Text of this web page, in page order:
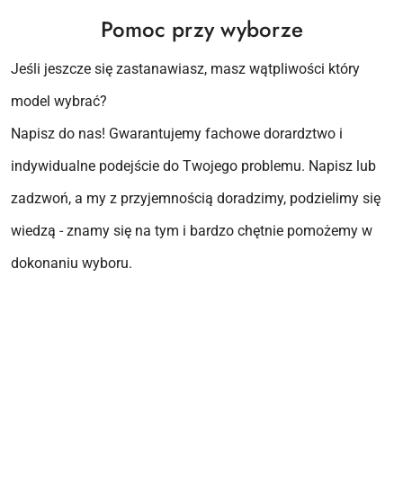
Pomoc przy wyborze
Jeśli jeszcze się zastanawiasz, masz wątpliwości który
model wybrać?
Napisz do nas! Gwarantujemy fachowe dorardztwo i
indywidualne podejście do Twojego problemu. Napisz lub
zadzwoń, a my z przyjemnością doradzimy, podzielimy się
wiedzą - znamy się na tym i bardzo chętnie pomożemy w
dokonaniu wyboru.